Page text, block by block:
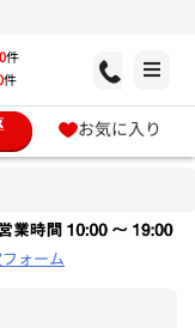
0件
件
お気に入り
ォーム